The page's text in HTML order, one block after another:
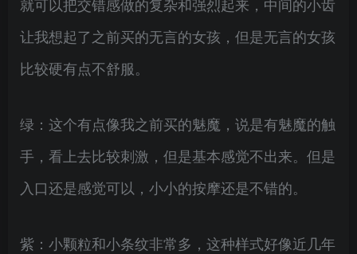
让我想起了之前买的无言的女孩，但是无言的女孩
比较硬有点不舒服。
绿：这个有点像我之前买的魅魔，说是有魅魔的触
手，看上去比较刺激，但是基本感觉不出来。但是
入口还是感觉可以，小小的按摩还是不错的。
紫：小颗粒和小条纹非常多，这种样式好像近几年